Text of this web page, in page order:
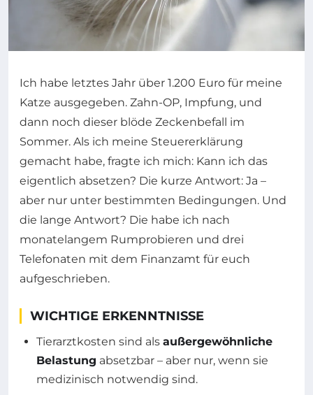
Ich habe letztes Jahr über 1.200 Euro für meine
Katze ausgegeben. Zahn-OP, Impfung, und
dann noch dieser blöde Zeckenbefall im
Sommer. Als ich meine Steuererklärung
gemacht habe, fragte ich mich: Kann ich das
eigentlich absetzen? Die kurze Antwort: Ja –
aber nur unter bestimmten Bedingungen. Und
die lange Antwort? Die habe ich nach
monatelangem Rumprobieren und drei
Telefonaten mit dem Finanzamt für euch
aufgeschrieben.
WICHTIGE ERKENNTNISSE
Tierarztkosten sind als außergewöhnliche
Belastung absetzbar – aber nur, wenn sie
medizinisch notwendig sind.